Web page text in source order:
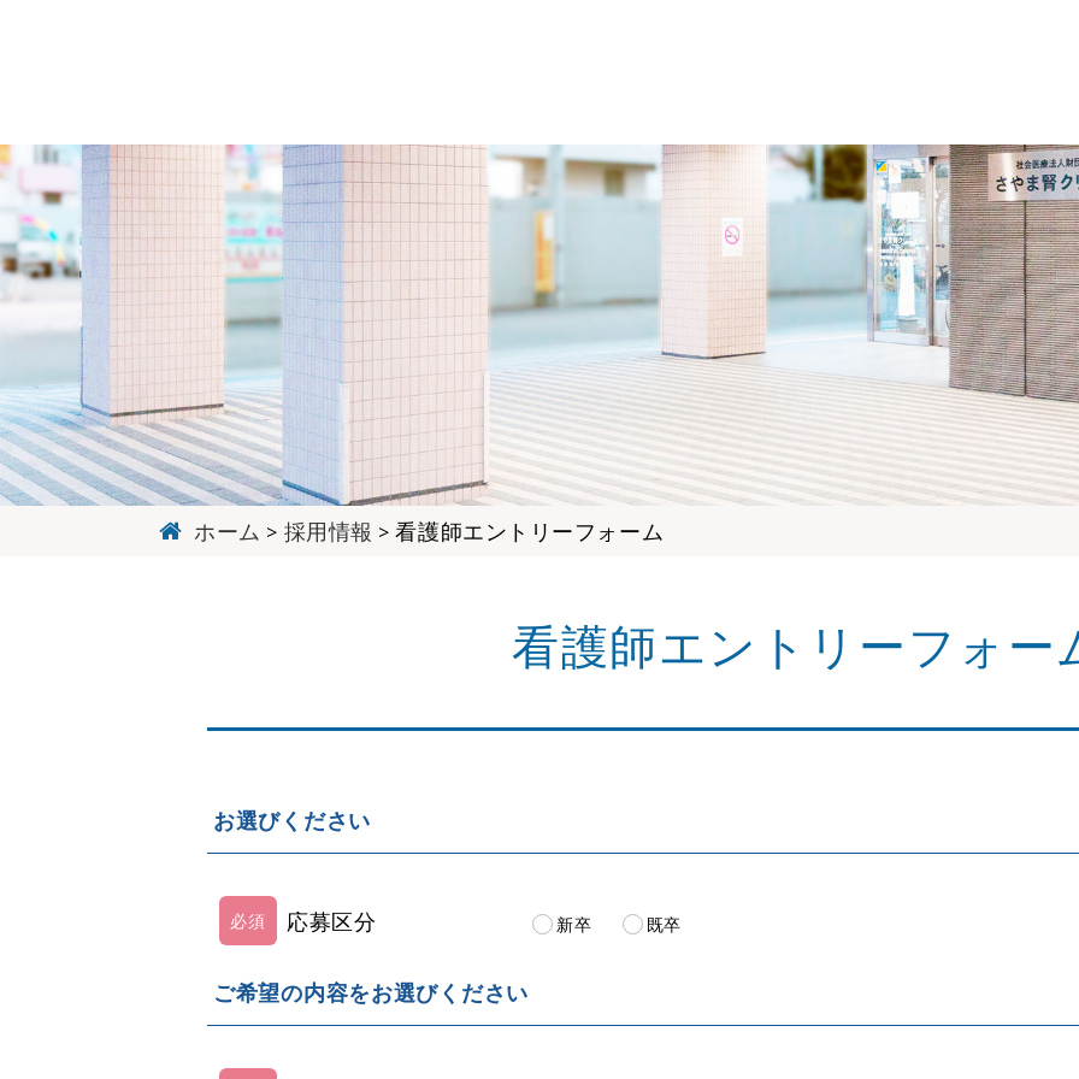
ホーム 採用情報 看護師エントリーフォーム
看護師エントリーフォー
お選びください
応募区分 新卒 既卒
ご希望の内容をお選びください